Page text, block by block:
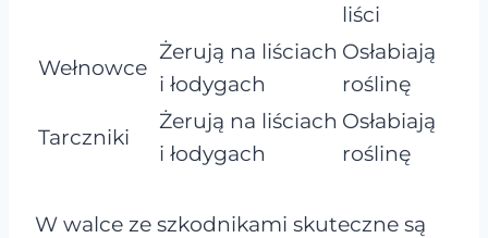
liści
Wełnowce
Żerują na liściach
i łodygach
Osłabiają
roślinę
Tarczniki
Żerują na liściach
i łodygach
Osłabiają
roślinę
W walce ze szkodnikami skuteczne są